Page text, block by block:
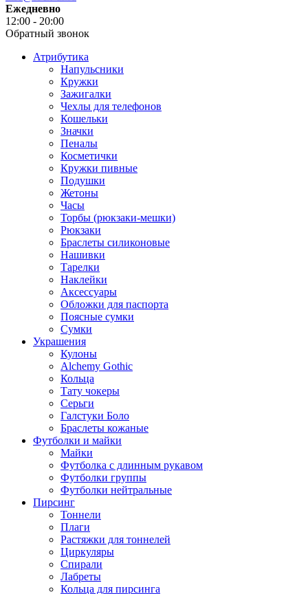
Ежедневно
12:00 - 20:00
Обратный звонок
Атрибутика
Напульсники
Кружки
Зажигалки
Чехлы для телефонов
Кошельки
Значки
Пеналы
Косметички
Кружки пивные
Подушки
Жетоны
Часы
Торбы (рюкзаки-мешки)
Рюкзаки
Браслеты силиконовые
Нашивки
Тарелки
Наклейки
Аксессуары
Обложки для паспорта
Поясные сумки
Сумки
Украшения
Кулоны
Alchemy Gothic
Кольца
Тату чокеры
Серьги
Галстуки Боло
Браслеты кожаные
Футболки и майки
Майки
Футболка с длинным рукавом
Футболки группы
Футболки нейтральные
Пирсинг
Тоннели
Плаги
Растяжки для тоннелей
Циркуляры
Спирали
Лабреты
Кольца для пирсинга